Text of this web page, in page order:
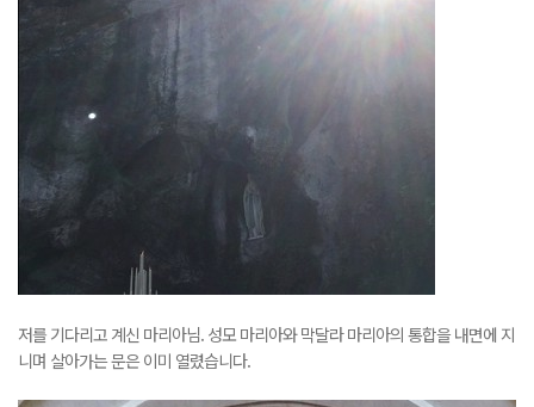
저를 기다리고 계신 마리아님. 성모 마리아와 막달라 마리아의 통합을 내면에 지
니며 살아가는 문은 이미 열렸습니다.